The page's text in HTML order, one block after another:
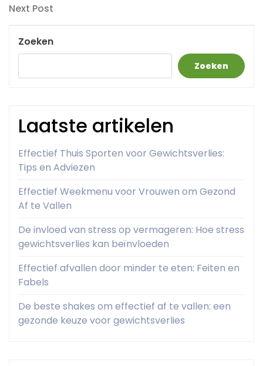
Next
Next Post
Zoeken
Zoeken
Laatste artikelen
Effectief Thuis Sporten voor Gewichtsverlies:
Tips en Adviezen
Effectief Weekmenu voor Vrouwen om Gezond
Af te Vallen
De invloed van stress op vermageren: Hoe stress
gewichtsverlies kan beïnvloeden
Effectief afvallen door minder te eten: Feiten en
Fabels
De beste shakes om effectief af te vallen: een
gezonde keuze voor gewichtsverlies